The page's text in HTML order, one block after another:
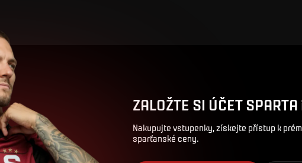
ZALOŽTE SI ÚČET
Nakupujte vstupenky, získejte přístup k
sparťanské ceny.